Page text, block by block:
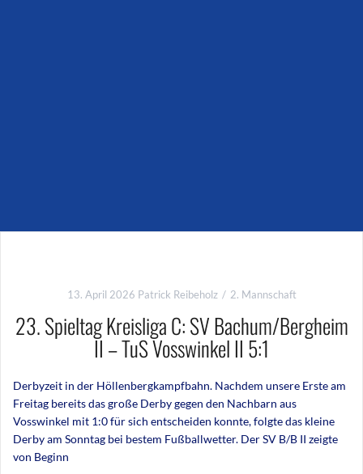
13. April 2026 Patrick Reibeholz 2. Mannschaft
23. Spieltag Kreisliga C: SV Bachum/Bergheim
II – TuS Vosswinkel II 5:1
Derbyzeit in der Höllenbergkampfbahn. Nachdem unsere Erste am
Freitag bereits das große Derby gegen den Nachbarn aus
Vosswinkel mit 1:0 für sich entscheiden konnte, folgte das kleine
Derby am Sonntag bei bestem Fußballwetter. Der SV B/B II zeigte
von Beginn